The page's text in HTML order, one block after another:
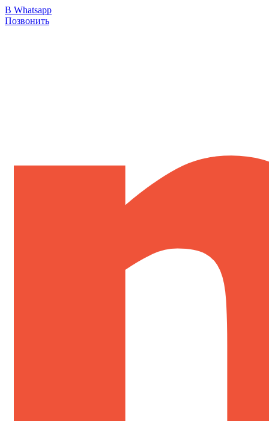
В Whatsapp
Позвонить